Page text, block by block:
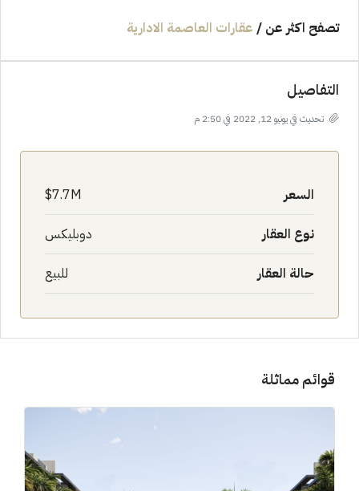
تصفح اكثر عن / عقارات العاصمة الادارية
التفاصيل
تحديث في يونيو 12, 2022 في 2:50 م
السعر 7.7M$
نوع العقار دوبليكس
حالة العقار للبيع
قوائم مماثلة